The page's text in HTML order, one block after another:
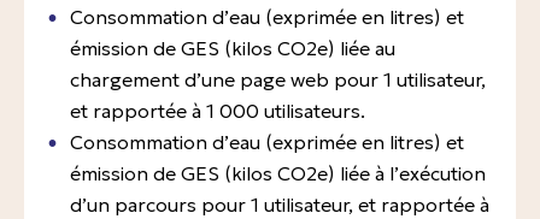
Consommation d’eau (exprimée en litres) et
émission de GES (kilos CO2e) liée au
chargement d’une page web pour 1 utilisateur,
et rapportée à 1 000 utilisateurs.
Consommation d’eau (exprimée en litres) et
émission de GES (kilos CO2e) liée à l’exécution
d’un parcours pour 1 utilisateur, et rapportée à